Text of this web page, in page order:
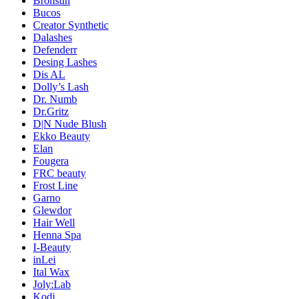
Bucos
Creator Synthetic
Dalashes
Defenderr
Desing Lashes
Dis AL
Dolly’s Lash
Dr. Numb
Dr.Gritz
D|N Nude Blush
Ekko Beauty
Elan
Fougera
FRC beauty
Frost Line
Garno
Glewdor
Hair Well
Henna Spa
I-Beauty
inLei
Ital Wax
Joly:Lab
Kodi